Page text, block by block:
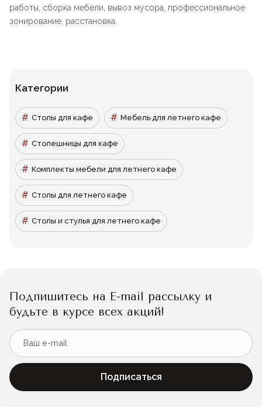
работы, сборка мебели, вывоз мусора, профессиональное
зонирование, расстановка.
Категории
Столы для кафе Мебель для летнего кафе
Столешницы для кафе
Комплекты мебели для летнего кафе
Столы для летнего кафе
Столы и стулья для летнего кафе
Подпишитесь на E-mail рассылку и
будьте в курсе всех акций!
Подписаться